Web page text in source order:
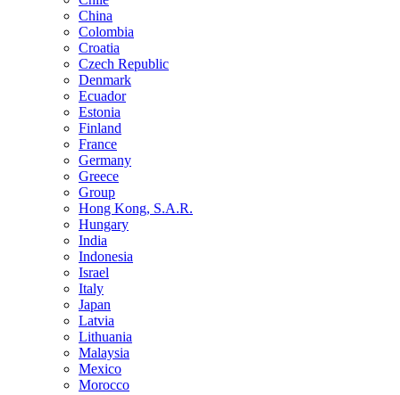
China
Colombia
Croatia
Czech Republic
Denmark
Ecuador
Estonia
Finland
France
Germany
Greece
Group
Hong Kong, S.A.R.
Hungary
India
Indonesia
Israel
Italy
Japan
Latvia
Lithuania
Malaysia
Mexico
Morocco